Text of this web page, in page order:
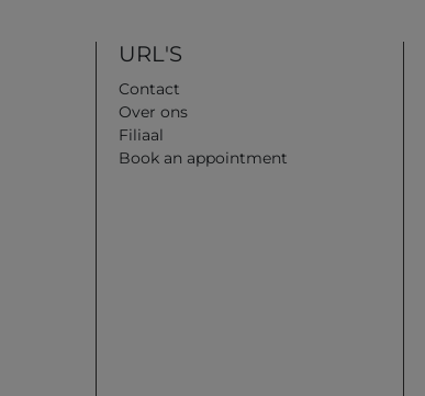
URL'S
Contact
Over ons
Filiaal
Book an appointment